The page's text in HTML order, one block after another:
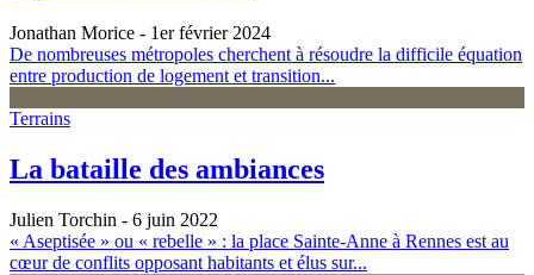
Jonathan Morice - 1er février 2024
De nombreuses métropoles cherchent à résoudre la difficile équation
entre production de logement et transition...
Terrains
La bataille des ambiances
Julien Torchin - 6 juin 2022
« Aseptisée » ou « rebelle » : la place Sainte-Anne à Rennes est au
cœur de conflits opposant habitants et élus sur...